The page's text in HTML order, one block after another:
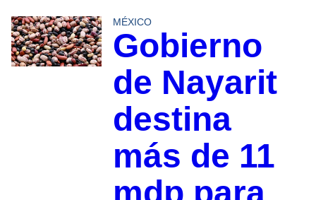
MÉXICO
Gobierno
de Nayarit
destina
más de 11
mdp para